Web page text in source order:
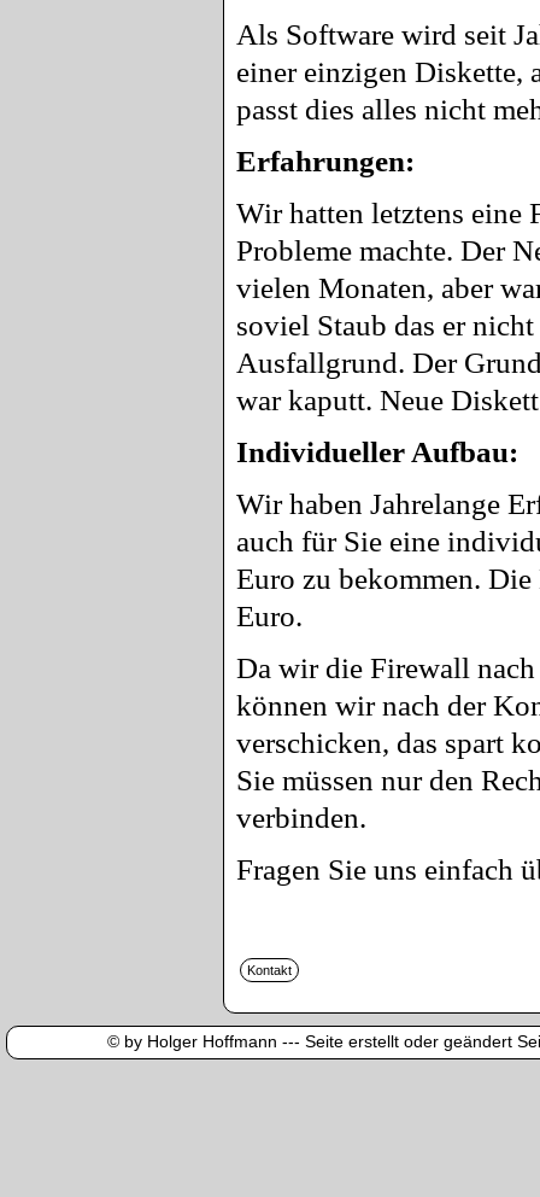
Als Software wird seit
einer einzigen Diskette,
passt dies alles nicht
Erfahrungen:
Wir hatten letztens eine
Probleme machte. Der
vielen Monaten, aber
soviel Staub das er
Ausfallgrund. Der
war kaputt. Neue
Individueller Aufbau:
Wir haben Jahrelange
auch für Sie eine
Euro zu bekommen.
Euro.
Da wir die Firewall
können wir nach der
verschicken, das spart
Sie müssen nur den
verbinden.
Fragen Sie uns einfach
© by Holger Hoffmann --- Seite erstellt oder geändert